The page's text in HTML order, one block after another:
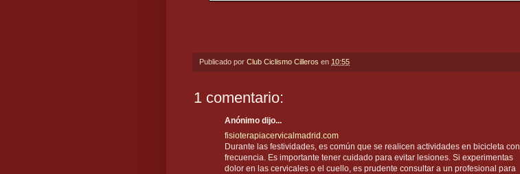
Publicado por Club Ciclismo Cilleros en 10:55
1 comentario:
Anónimo dijo...
fisioterapiacervicalmadrid.com
Durante las festividades, es común que se realicen actividades en bicicleta con
frecuencia. Es importante tener cuidado para evitar lesiones. Si experimentas
dolor en las cervicales o el cuello, es prudente consultar a un profesional para